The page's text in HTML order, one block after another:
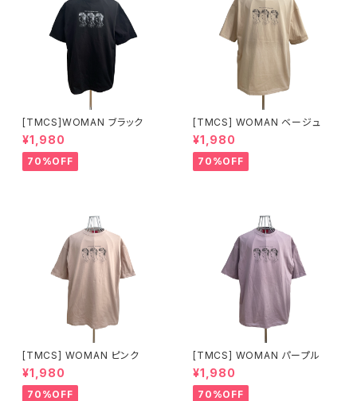
[TMCS]WOMAN ブラック
¥1,980
70%OFF
[TMCS] WOMAN ベージュ
¥1,980
70%OFF
[TMCS] WOMAN ピンク
¥1,980
70%OFF
[TMCS] WOMAN パープル
¥1,980
70%OFF